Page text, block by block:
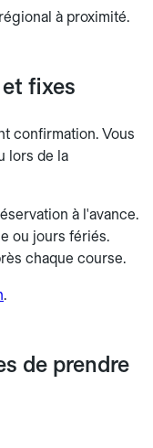
à proximité.
fixes
confirmation. Vous
lors de la
à l'avance.
ou jours fériés.
chaque course.
.
de prendre